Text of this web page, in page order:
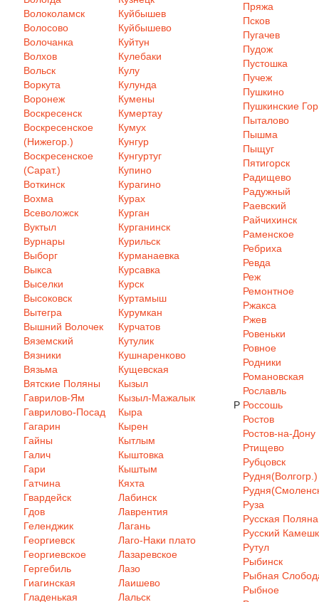
Волоколамск
Волосово
Волочанка
Волхов
Вольск
Воркута
Воронеж
Воскресенск
Воскресенское
(Нижегор.)
Воскресенское
(Сарат.)
Воткинск
Вохма
Всеволожск
Вуктыл
Вурнары
Выборг
Выкса
Выселки
Высоковск
Вытегра
Вышний Волочек
Вяземский
Вязники
Вязьма
Вятские Поляны
Гаврилов-Ям
Гаврилово-Посад
Гагарин
Гайны
Галич
Гари
Гатчина
Гвардейск
Гдов
Геленджик
Георгиевск
Георгиевское
Гергебиль
Гиагинская
Гладенькая
Куйбышев
Куйбышево
Куйтун
Кулебаки
Кулу
Кулунда
Кумены
Кумертау
Кумух
Кунгур
Кунгуртуг
Купино
Курагино
Курах
Курган
Курганинск
Курильск
Курманаевка
Курсавка
Курск
Куртамыш
Курумкан
Курчатов
Кутулик
Кушнаренково
Кущевская
Кызыл
Кызыл-Мажалык
Кыра
Кырен
Кытлым
Кыштовка
Кыштым
Кяхта
Лабинск
Лаврентия
Лагань
Лаго-Наки плато
Лазаревское
Лазо
Лаишево
Лальск
Пряжа
Псков
Пугачев
Пудож
Пустошка
Пучеж
Пушкино
Пушкинские
Пыталово
Пышма
Пыщуг
Пятигорск
Р
Радищево
Радужный
Раевский
Райчихинск
Раменское
Ребриха
Ревда
Реж
Ремонтное
Ржакса
Ржев
Ровеньки
Ровное
Родники
Романовская
Рославль
Россошь
Ростов
Ростов-на-Дону
Ртищево
Рубцовск
Рудня(Волгогр.)
Руза
Русская Поляна
Русский
Рутул
Рыбинск
Рыбная
Рыбное